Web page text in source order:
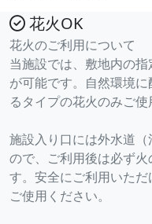
花火OK
花火のご利用について
当施設では、敷地内の
が可能です。自然環境
るタイプの花火のみご使
施設入り口には外水道
ので、ご利用後は必ず
す。安全にご利用いた
ご使用ください。